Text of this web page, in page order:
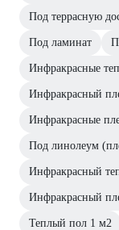
Под террасную
Под ламинат
Инфракрасные
Инфракрасный
Инфракрасные
Под линолеум
Инфракрасный
Инфракрасный
Теплый пол 1 м2